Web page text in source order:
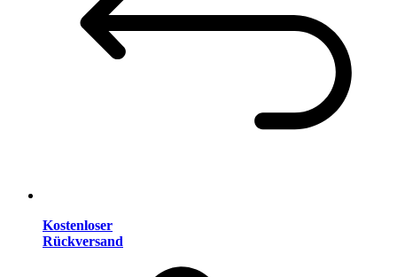
Kostenloser
Rückversand